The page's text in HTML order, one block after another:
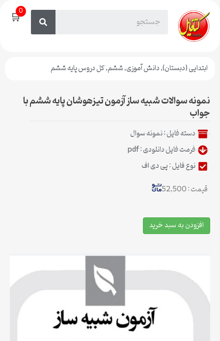
🛒0
ابتدایی (دبستان),دانش آموزی,ششم,کل دروس پایه ششم
نمونه سوالات شبیه ساز آزمون تیزهوشان پایه ششم با
جواب
دسته فایل :نمونه سوال
فرمت فایل دانلودی : pdf
نوع فایل : پی دی اف
قیمت : 52,500
افزودن به سبد خرید